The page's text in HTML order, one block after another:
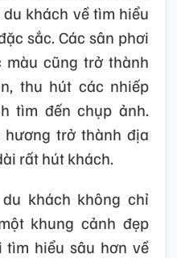
khách về tìm hiểu
sắc. Các sân phơi
cũng trở thành
thu hút các nhiếp
tìm đến chụp ảnh.
trở thành địa
rất hút khách.
khách không chỉ
khung cảnh đẹp
hiểu sâu hơn về